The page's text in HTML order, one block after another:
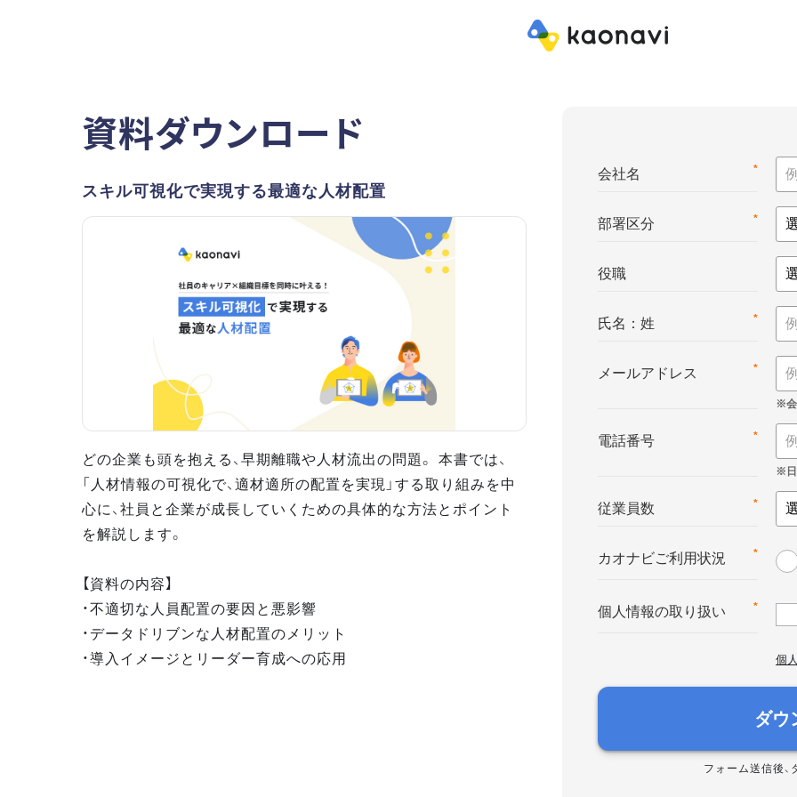
資料ダウンロード
スキル可視化で実現する最適な人材配置
どの企業も頭を抱える、早期離職や人材流出の問題。 本書では、
「人材情報の可視化で、適材適所の配置を実現」する取り組みを中
心に、社員と企業が成長していくための具体的な方法とポイント
を解説します。
【資料の内容】
・不適切な人員配置の要因と悪影響
・データドリブンな人材配置のメリット
・導入イメージとリーダー育成への応用
*
会社名
*
部署区分
役職
*
氏名：姓
*
メールアドレス
*
電話番号
*
従業員数
*
カオナビご利用状況
*
個人情報の取り扱い
個
ダウ
フォーム送信後